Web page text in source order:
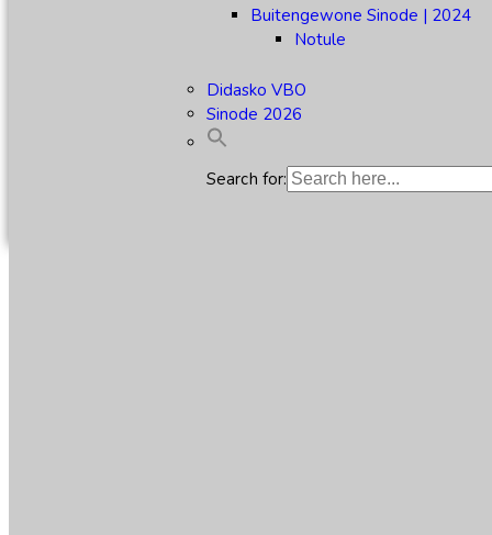
Buitengewone Sinode | 2024
Notule
Didasko VBO
Sinode 2026
Search for: